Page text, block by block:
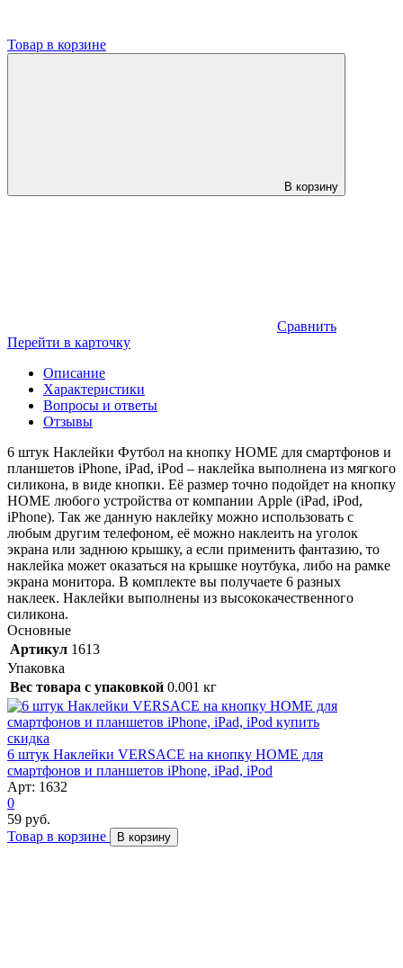
Товар в корзине
В корзину
Сравнить
Перейти в карточку
Описание
Характеристики
Вопросы и ответы
Отзывы
6 штук Наклейки Футбол на кнопку HOME для смартфонов и
планшетов iPhone, iPad, iPod – наклейка выполнена из мягкого
силикона, в виде кнопки. Её размер точно подойдет на кнопку
HOME любого устройства от компании Apple (iPad, iPod,
iPhone). Так же данную наклейку можно использовать с
любым другим телефоном, её можно наклеить на уголок
экрана или заднюю крышку, а если применить фантазию, то
наклейка может оказаться на крышке ноутбука, либо на рамке
экрана монитора. В комплекте вы получаете 6 разных
наклеек. Наклейки выполнены из высококачественного
силикона.
Основные
Артикул 1613
Упаковка
Вес товара с упаковкой 0.001 кг
скидка
6 штук Наклейки VERSACE на кнопку HOME для
смартфонов и планшетов iPhone, iPad, iPod
Арт: 1632
0
59 руб.
Товар в корзине
В корзину